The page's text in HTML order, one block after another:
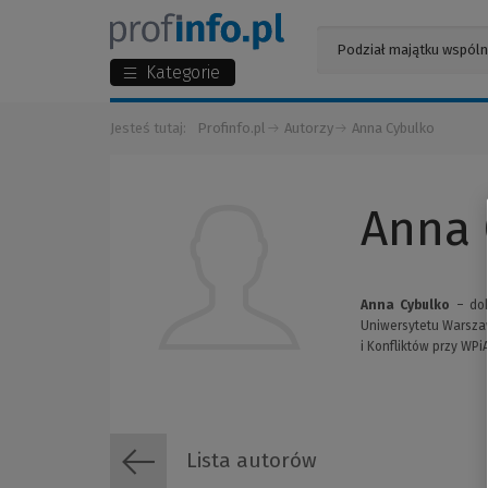
Kategorie
Jesteś tutaj: Profinfo.pl Autorzy Anna Cybulko
Anna
Anna Cybulko –
Uniwersytetu
i Konfliktów przy
Lista autorów